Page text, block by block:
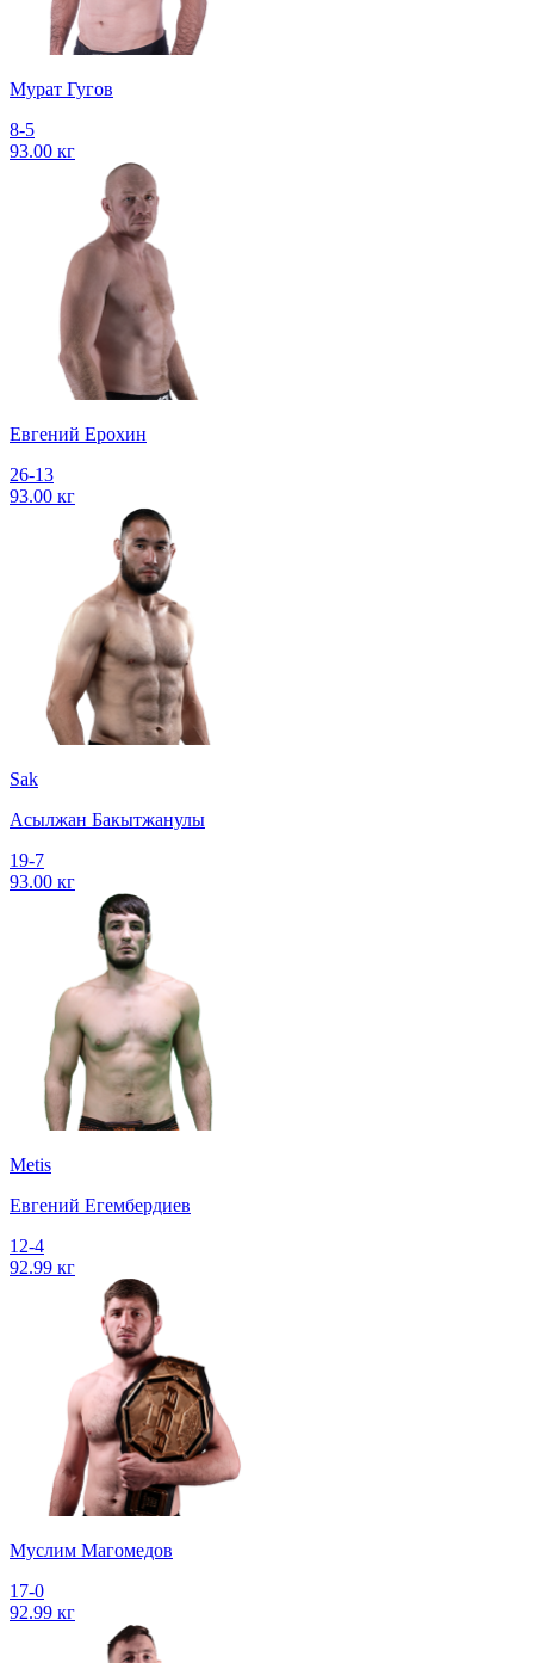
Мурат Гугов
8-5
93.00 кг
Евгений Ерохин
26-13
93.00 кг
Sak
Асылжан Бакытжанулы
19-7
93.00 кг
Metis
Евгений Егембердиев
12-4
92.99 кг
Муслим Магомедов
17-0
92.99 кг